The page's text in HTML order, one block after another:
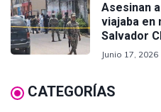
Asesinan
viajaba en
Salvador
Junio 17, 2026
CATEGORÍAS